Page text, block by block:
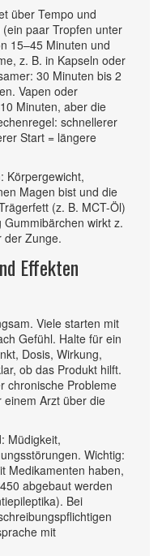
über Tempo und
paar Tropfen unter
15–45 Minuten und
z. B. in Kapseln oder
30 Minuten bis 2
Vapen oder
Minuten, aber die
schnellerer
Start = längere
Körpergewicht,
Magen bist und die
(z. B. MCT-Öl)
wirkt z.
der Zunge.
Effekten
Viele starten mit
Gefühl. Halte für ein
Dosis, Wirkung,
ob das Produkt hilft.
chronische Probleme
einem Arzt über die
Müdigkeit,
Wichtig:
Medikamenten haben,
abgebaut werden
Bei
mit